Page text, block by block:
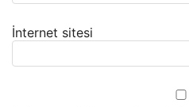
İnternet sitesi